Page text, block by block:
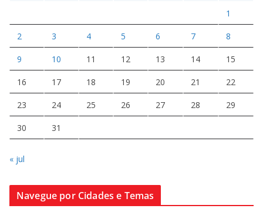
1
2 3 4 5 6 7 8
9 10 11 12 13 14 15
16 17 18 19 20 21 22
23 24 25 26 27 28 29
30 31
« jul
Navegue por Cidades e Temas